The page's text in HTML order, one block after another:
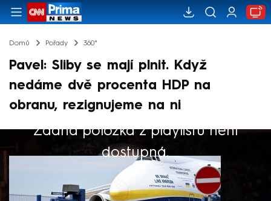
Domů Pořady 360°
Pavel: Sliby se mají plnit. Když
nedáme dvě procenta HDP na
obranu, rezignujeme na ni
Žádná položka z playlistu není
dostupná.
Výběr redakce